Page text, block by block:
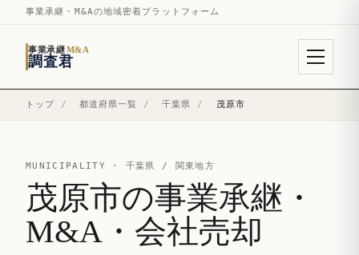
事業承継・M&Aの地域密着プラットフォーム
事業承継M&A
調査君
トップ / 都道府県一覧 / 千葉県 / 茂原市
MUNICIPALITY · 千葉県 / 関東地方
茂原市の事業承継・
M&A・会社売却